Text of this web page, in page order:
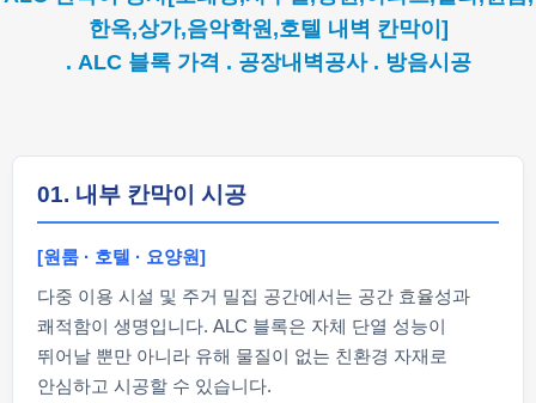
한옥,상가,음악학원,호텔 내벽 칸막이]
. ALC 블록 가격 . 공장내벽공사 . 방음시공
01. 내부 칸막이 시공
[원룸 · 호텔 · 요양원]
다중 이용 시설 및 주거 밀집 공간에서는 공간 효율성과
쾌적함이 생명입니다. ALC 블록은 자체 단열 성능이
뛰어날 뿐만 아니라 유해 물질이 없는 친환경 자재로
안심하고 시공할 수 있습니다.